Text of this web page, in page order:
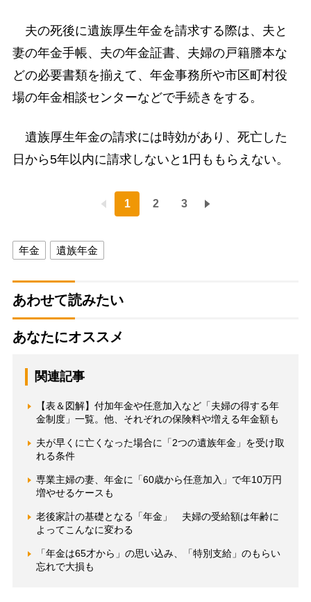
夫の死後に遺族厚生年金を請求する際は、夫と
妻の年金手帳、夫の年金証書、夫婦の戸籍謄本な
どの必要書類を揃えて、年金事務所や市区町村役
場の年金相談センターなどで手続きをする。
遺族厚生年金の請求には時効があり、死亡した
日から5年以内に請求しないと1円ももらえない。
1 2 3
年金 遺族年金
あわせて読みたい
あなたにオススメ
関連記事
【表＆図解】付加年金や任意加入など「夫婦の得する年
金制度」一覧。他、それぞれの保険料や増える年金額も
夫が早くに亡くなった場合に「2つの遺族年金」を受け取
れる条件
専業主婦の妻、年金に「60歳から任意加入」で年10万円
増やせるケースも
老後家計の基礎となる「年金」 夫婦の受給額は年齢に
よってこんなに変わる
「年金は65才から」の思い込み、「特別支給」のもらい
忘れで大損も